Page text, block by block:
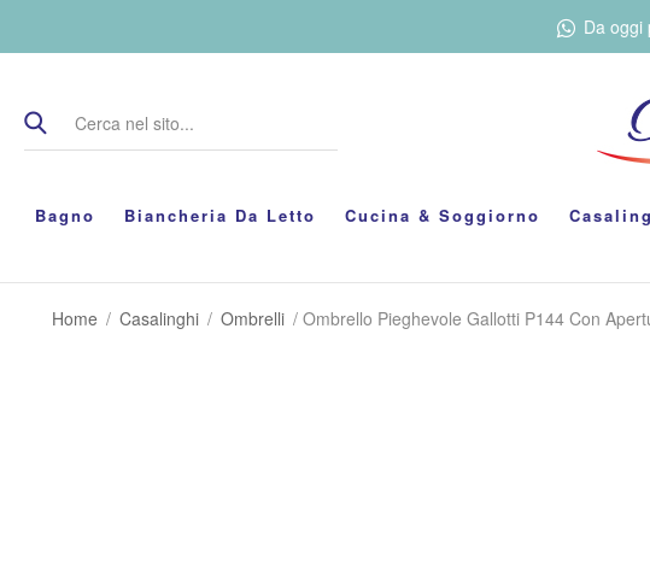
Da oggi
Bagno Biancheria Da Letto Cucina & Soggiorno
Home / Casalinghi / Ombrelli / Ombrello Pieghevole Gallotti P144 Con